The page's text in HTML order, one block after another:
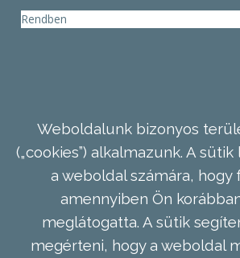
Rendben
Weboldalunk bizonyos
(„cookies”) alkalmazunk. A
a weboldal számára, hogy
amennyiben Ön
meglátogatta. A sütik
megérteni, hogy a weboldal